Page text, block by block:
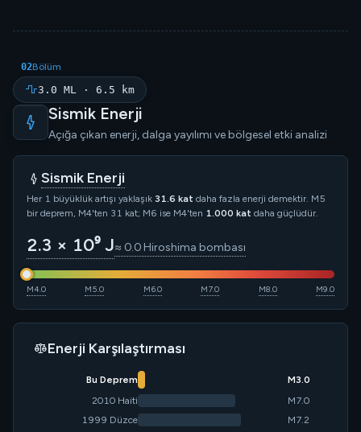
02Bölüm
3.0 ML · 6.5 km
Sismik Enerji
Açığa çıkan enerji, dalga yayılımı ve bölgesel etki analizi
Sismik Enerji
Her 1 büyüklük artışı yaklaşık 31.6 kat daha fazla enerji demektir. M5
bir deprem, M4'ten 31 kat; M6 ise M4'ten 1.000 kat daha güçlüdür.
2.3 × 10⁹ J≈ 0.0 Hiroshima bombası
M4.0 M5.0 M6.0 M7.0 M8.0 M9.0
Enerji Karşılaştırması
Bu Deprem
M3.0
2010 Haiti
M7.0
1999 Düzce
M7.2